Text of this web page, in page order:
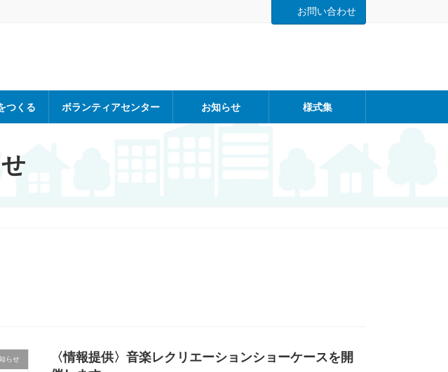
お問い合わせ
つくる ボランティアセンター お知らせ 様式集
らせ
〈情報提供〉音楽レクリエーションショーケースを開